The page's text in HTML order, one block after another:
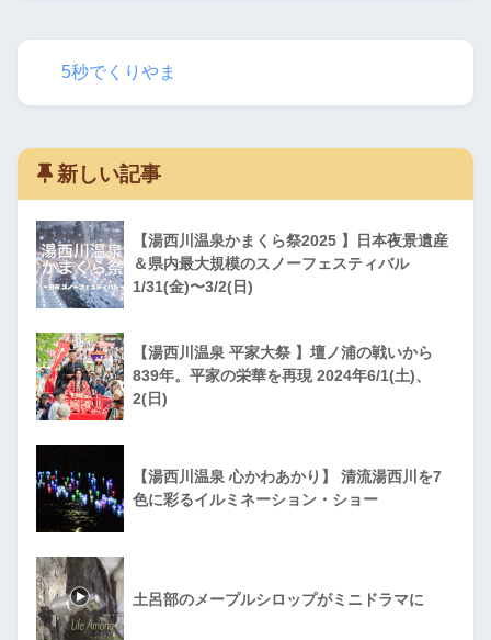
5秒でくりやま
新しい記事
【湯西川温泉かまくら祭2025 】日本夜景遺産
＆県内最大規模のスノーフェスティバル
1/31(金)〜3/2(日)
【湯西川温泉 平家大祭 】壇ノ浦の戦いから
839年。平家の栄華を再現 2024年6/1(土)、
2(日)
【湯西川温泉 心かわあかり】 清流湯西川を7
色に彩るイルミネーション・ショー
土呂部のメープルシロップがミニドラマに